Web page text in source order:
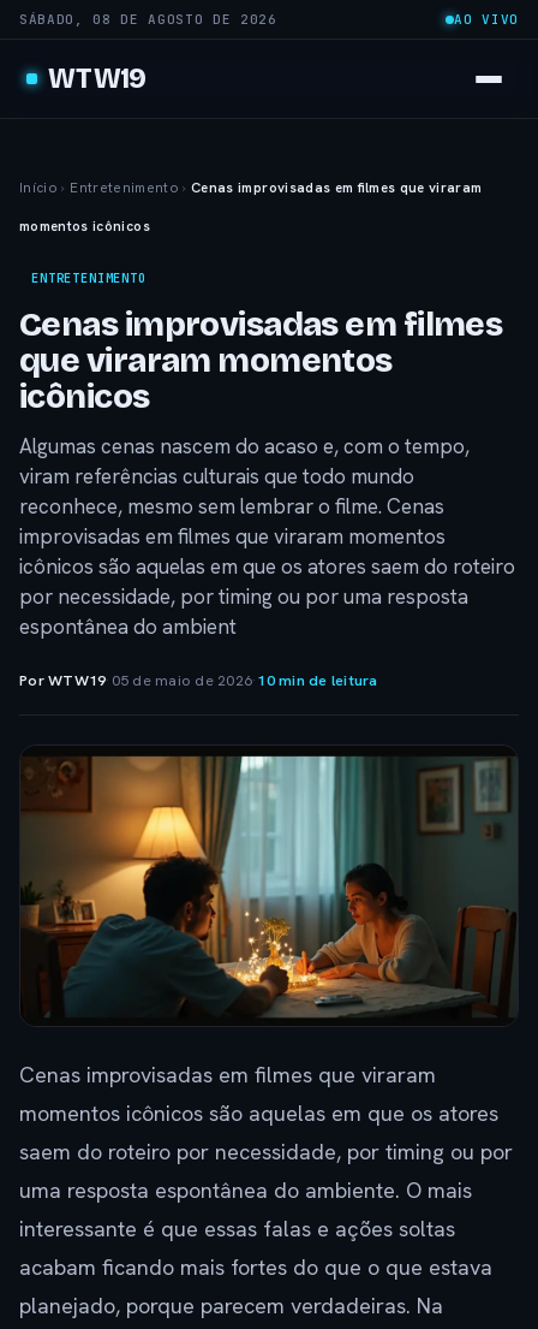
SÁBADO, 08 DE AGOSTO DE 2026 AO VIVO
WTW19
Início › Entretenimento › Cenas improvisadas em filmes que viraram
momentos icônicos
ENTRETENIMENTO
Cenas improvisadas em filmes
que viraram momentos
icônicos
Algumas cenas nascem do acaso e, com o tempo,
viram referências culturais que todo mundo
reconhece, mesmo sem lembrar o filme. Cenas
improvisadas em filmes que viraram momentos
icônicos são aquelas em que os atores saem do roteiro
por necessidade, por timing ou por uma resposta
espontânea do ambient
Por WTW19· 05 de maio de 2026·10 min de leitura
Cenas improvisadas em filmes que viraram
momentos icônicos são aquelas em que os atores
saem do roteiro por necessidade, por timing ou por
uma resposta espontânea do ambiente. O mais
interessante é que essas falas e ações soltas
acabam ficando mais fortes do que o que estava
planejado, porque parecem verdadeiras. Na